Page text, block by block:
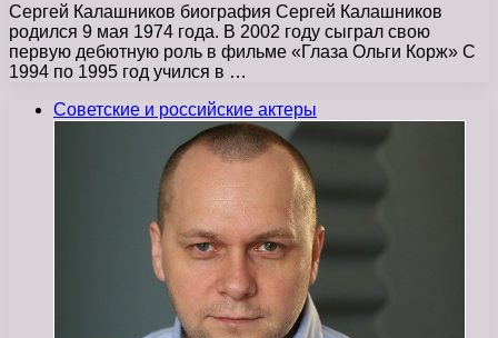
Сергей Калашников биография Сергей Калашников
родился 9 мая 1974 года. В 2002 году сыграл свою
первую дебютную роль в фильме «Глаза Ольги Корж» С
1994 по 1995 год учился в …
Советские и российские актеры